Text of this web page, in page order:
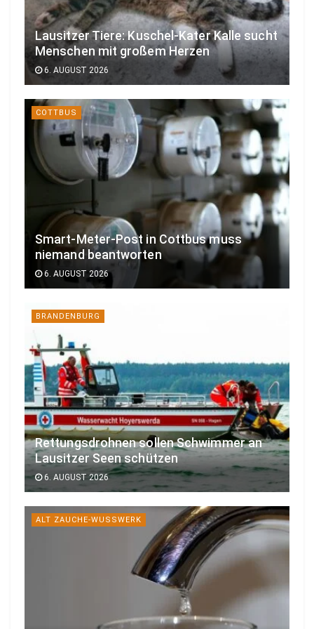
Lausitzer Tiere: Kuschel-Kater Kalle sucht
Menschen mit großem Herzen
6. AUGUST 2026
COTTBUS
Smart-Meter-Post in Cottbus muss
niemand beantworten
6. AUGUST 2026
BRANDENBURG
Rettungsdrohnen sollen Schwimmer an
Lausitzer Seen schützen
6. AUGUST 2026
ALT ZAUCHE-WUSSWERK